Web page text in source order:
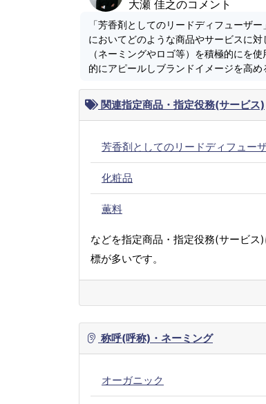
大瀬 佳之のコメント
「芳香剤としてのリードディフューザ
においてどのような商品やサービスに
（ネーミングやロゴ等）を積極的にを
的にアピールしブランドイメージを高め
関連指定商品・指定役務(サービス)
芳香剤としてのリードディフュー
化粧品
薫料
などを指定商品・指定役務(サービス
標が多いです。
称呼(呼称)・ネーミング
オーガニック